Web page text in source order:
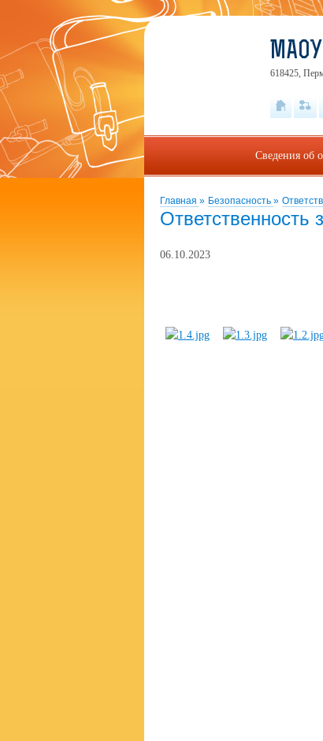
Главная » Безопасность »
Ответственность
06.10.2023
618425,
Сведения об